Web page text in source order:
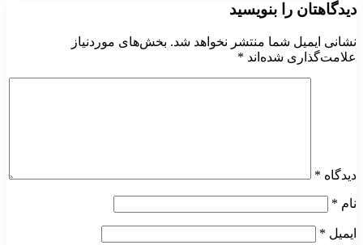
را بنویسید
ایمیل شما منتشر نخواهد شد. بخش‌های موردنیاز
شده‌اند*
*
*
*